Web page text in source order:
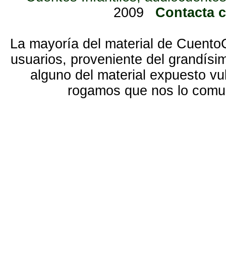
2009
Contacta
La mayoría del material de
usuarios, proveniente del
alguno del material expuesto
rogamos que nos lo